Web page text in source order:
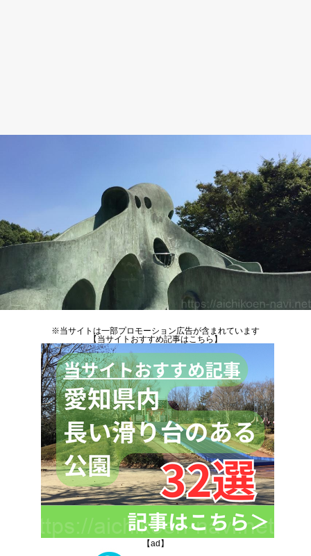
※当サイトは一部プロモーション広告が含まれています
【当サイトおすすめ記事はこちら】
【ad】